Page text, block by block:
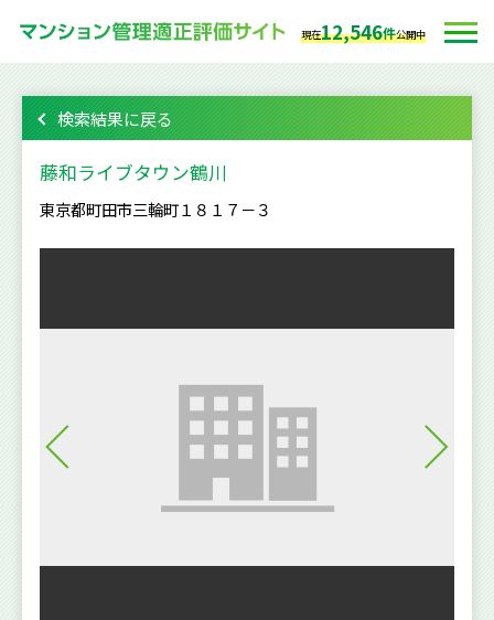
現在12,546件公開中
検索結果に戻る
藤和ライブタウン鶴川
東京都町田市三輪町１８１７－３